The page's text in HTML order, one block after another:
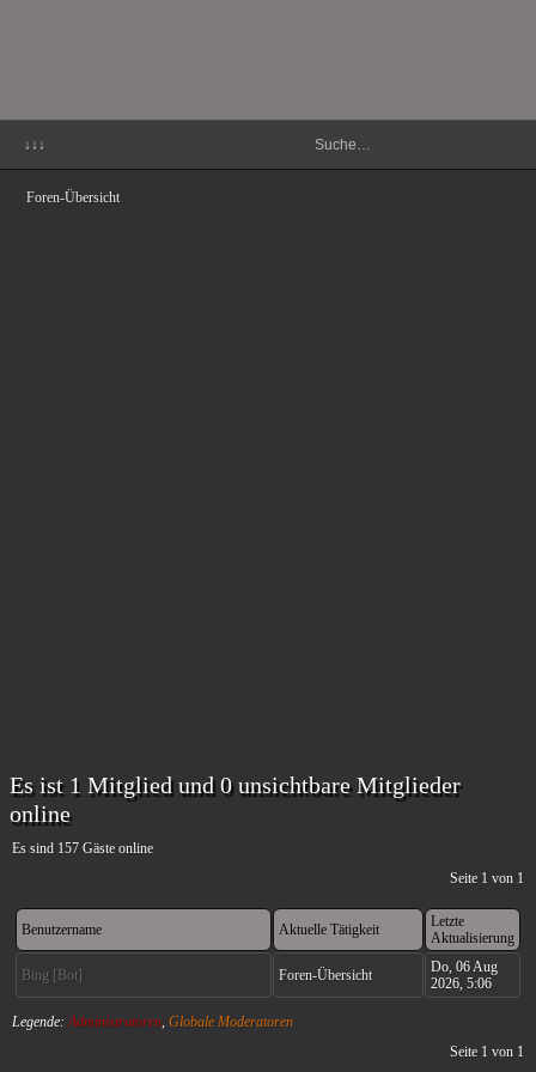
↓↓↓
Foren-Übersicht
Es ist 1 Mitglied und 0 unsichtbare Mitglieder
online
Es sind 157 Gäste online
Seite 1 von 1
Benutzername Aktuelle Tätigkeit
Letzte
Aktualisierung
Bing [Bot] Foren-Übersicht
Do, 06 Aug
2026, 5:06
Legende:Administratoren, Globale Moderatoren
Seite 1 von 1